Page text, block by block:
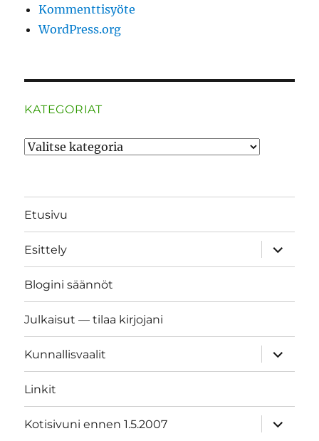
Kommenttisyöte
WordPress.org
KATEGORIAT
Kategoriat
Etusivu
Esittely
näytä
Blogini säännöt
Julkaisut — tilaa kirjojani
Kunnallisvaalit
näytä
Linkit
Kotisivuni ennen 1.5.2007
näytä